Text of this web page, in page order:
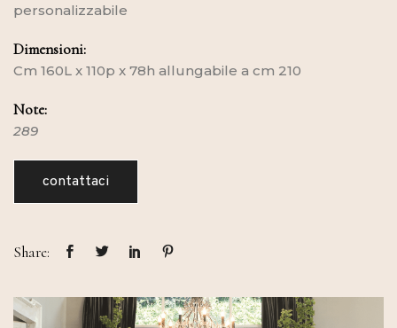
personalizzabile
Dimensioni:
Cm 160L x 110p x 78h allungabile a cm 210
Note:
289
contattaci
Share: